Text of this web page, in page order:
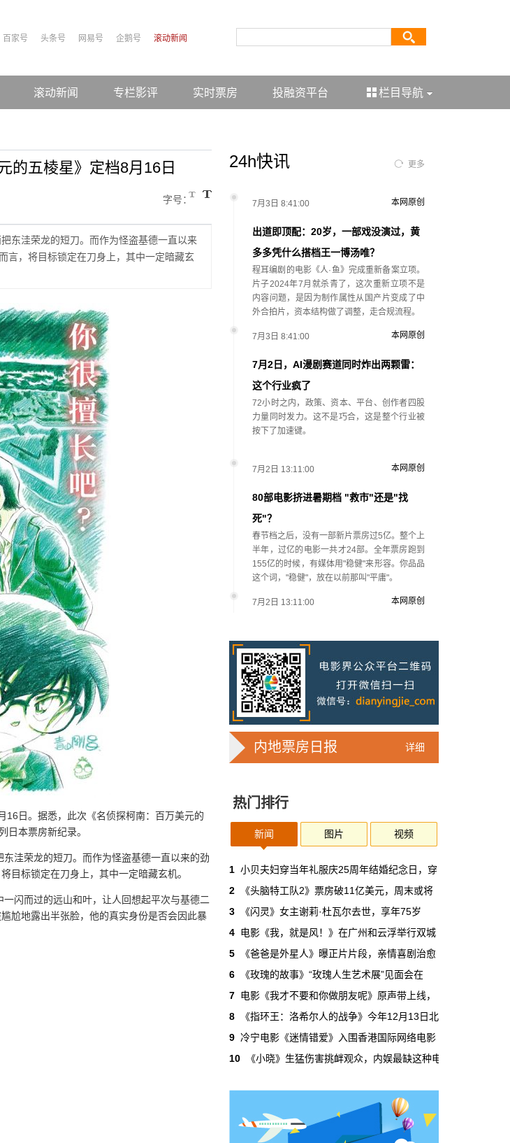
百家号 头条号 网易号 企鹅号 滚动新闻
滚动新闻 专栏影评 实时票房 投融资平台 栏目导航
的五棱星》定档8月16日
字号：
东洼荣龙的短刀。而作为怪盗基德一直以来
言，将目标锁定在刀身上，其中一定暗藏玄
16日。据悉，此次《名侦探柯南：百万美元的
日本票房新纪录。
洼荣龙的短刀。而作为怪盗基德一直以来的劲
目标锁定在刀身上，其中一定暗藏玄机。
闪而过的远山和叶，让人回想起平次与基德二
尬地露出半张脸，他的真实身份是否会因此暴
24h快讯 更多
7月3日 8:41:00
出道即顶配：20岁，一部戏没演过，黄
多多凭什么搭档王一博汤唯？
程耳编剧的电影《人·鱼》完成重新备案立项。
片子2024年7月就杀青了，这次重新立项不是
内容问题，是因为制作属性从国产片变成了中
外合拍片，资本结构做了调整，走合规流程。
本网原创
7月3日 8:41:00
7月2日，AI漫剧赛道同时炸出两颗雷：
这个行业疯了
72小时之内，政策、资本、平台、创作者四股
力量同时发力。这不是巧合，这是整个行业被
按下了加速键。
本网原创
7月2日 13:11:00
80部电影挤进暑期档 "救市"还是"找
死"？
春节档之后，没有一部新片票房过5亿。整个上
半年，过亿的电影一共才24部。全年票房跑到
155亿的时候，有媒体用"稳健"来形容。你品品
这个词，"稳健"，放在以前那叫"平庸"。
本网原创
7月2日 13:11:00
路
2025年，真人实拍微短剧的上线数量占比约
71%，AI微短剧不到30%。到了2026年第一季
度，这个比例完全倒挂——真人实拍跌到
32%，AI飙升到68%。
本网原创
华策拿《西游记》赌AI那天，半个影视
一个做了几十年传统影视的头部公司，用这种
再是草根创业者的自嗨游戏，正规军来了。
本网原创
6月30日 11:34:00
7月1日起AI漫剧独立上户：30万以下
的，平台自己兜着
过去两年，AI漫剧用一种近乎无政府的方式，
吃掉了整个微短剧市场95%的产量，却几乎没
本网原创
6月29日 10:20:00
时间，年轻人在电影院里的占比缩水了一半还
多。20岁以下更夸张，从8.9%跌到2.9%，几
乎归零…
本网原创
6月29日 10:20:00 本网原创
详细
内地票房日报
热门排行
新闻 图片 视频
1 小贝夫妇穿当年礼服庆25周年结婚纪念日，穿
2
《头脑特工队2》票房破11亿美元，周末或将
3
《闪灵》女主谢莉·杜瓦尔去世，享年75岁
4 电影《我，就是风！》在广州和云浮举行双城
5
《爸爸是外星人》曝正片片段，亲情喜剧治愈
6
《玫瑰的故事》“玫瑰人生艺术展”见面会在
7 电影《我才不要和你做朋友呢》原声带上线，
8
《指环王：洛希尔人的战争》今年12月13日北
9 冷宁电影《迷情错爱》入围香港国际网络电影
10
《小晓》生猛伤害挑衅观众，内娱最缺这种电